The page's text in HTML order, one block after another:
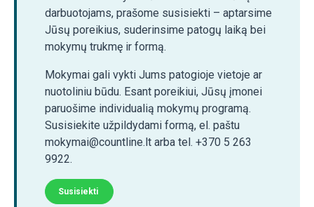
darbuotojams, prašome susisiekti – aptarsime
Jūsų poreikius, suderinsime patogų laiką bei
mokymų trukmę ir formą.
Mokymai gali vykti Jums patogioje vietoje ar
nuotoliniu būdu. Esant poreikiui, Jūsų įmonei
paruošime individualią mokymų programą.
Susisiekite užpildydami formą, el. paštu
mokymai@countline.lt arba tel. +370 5 263
9922.
Susisiekti